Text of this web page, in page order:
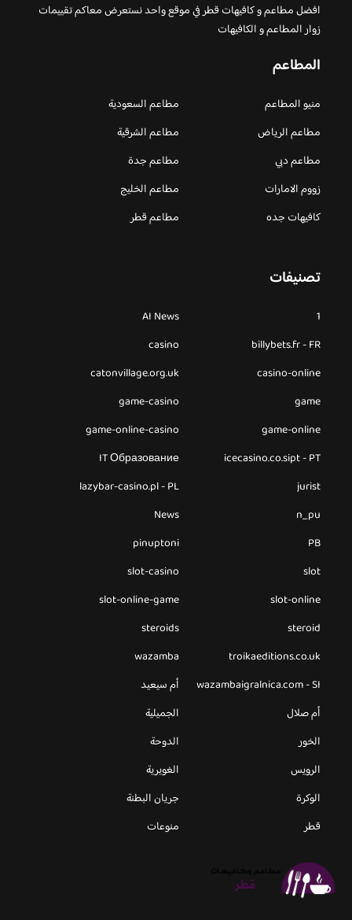
افضل مطاعم و كافيهات قطر في موقع واحد نستعرض معاكم تقييمات
زوار المطاعم و الكافيهات
المطاعم
منيو المطاعم
مطاعم السعودية
مطاعم الرياض
مطاعم الشرقية
مطاعم دبي
مطاعم جدة
زووم الامارات
مطاعم الخليج
كافيهات جده
مطاعم قطر
تصنيفات
1
AI News
billybets.fr - FR
casino
casino-online
catonvillage.org.uk
game
game-casino
game-online
game-online-casino
icecasino.co.sipt - PT
IT Образование
jurist
lazybar-casino.pl - PL
n_pu
News
PB
pinuptoni
slot
slot-casino
slot-online
slot-online-game
steroid
steroids
troikaeditions.co.uk
wazamba
wazambaigralnica.com - SI
أم سيعيد
أم صلال
الجميلية
الخور
الدوحة
الرويس
الغويرية
الوكرة
جريان البطنة
قطر
منوعات